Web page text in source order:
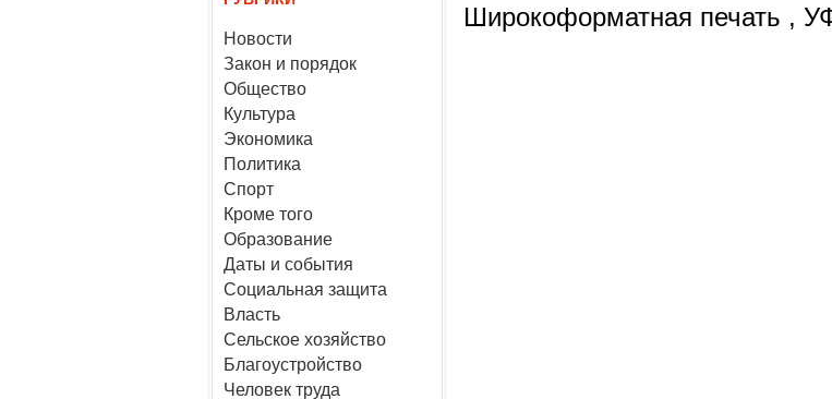
Новости
Закон и порядок
Общество
Культура
Экономика
Политика
Спорт
Кроме того
Образование
Даты и события
Социальная защита
Власть
Сельское хозяйство
Благоустройство
Человек труда
Широкоформатная печать ,